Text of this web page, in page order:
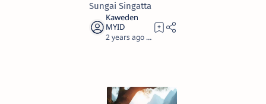
Sungai Singatta
2 years ago 46